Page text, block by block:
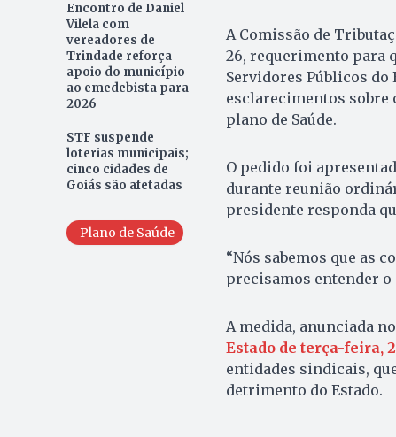
Encontro de Daniel
Vilela com
vereadores de
Trindade reforça
apoio do município
ao emedebista para
2026
STF suspende
loterias municipais;
cinco cidades de
Goiás são afetadas
Plano de Saúde
A Comissão de
26, requerimento para
Servidores Públicos do
esclarecimentos sobre
plano de Saúde.
O pedido foi
durante reunião
presidente responda
“Nós sabemos que as
precisamos entender o
A medida, anunciada
Estado de terça-feira,
entidades sindicais,
detrimento do Estado.